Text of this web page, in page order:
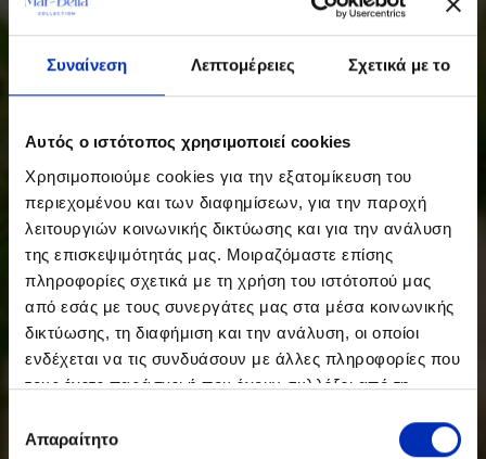
Συναίνεση Λεπτομέρειες Σχετικά με το
Αυτός ο ιστότοπος χρησιμοποιεί cookies
Χρησιμοποιούμε cookies για την εξατομίκευση του
περιεχομένου και των διαφημίσεων, για την παροχή
λειτουργιών κοινωνικής δικτύωσης και για την ανάλυση
της επισκεψιμότητάς μας. Μοιραζόμαστε επίσης
πληροφορίες σχετικά με τη χρήση του ιστότοπού μας
από εσάς με τους συνεργάτες μας στα μέσα κοινωνικής
δικτύωσης, τη διαφήμιση και την ανάλυση, οι οποίοι
ενδέχεται να τις συνδυάσουν με άλλες πληροφορίες που
τους έχετε παράσχει ή που έχουν συλλέξει από τη
συγκατάθεσης
Απαραίτητο